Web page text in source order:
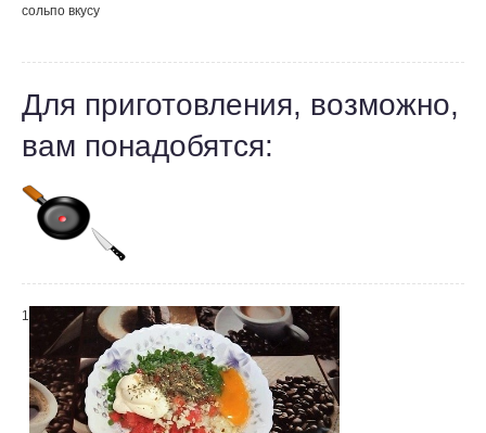
сольпо вкусу
Для приготовления, возможно,
вам понадобятся:
1